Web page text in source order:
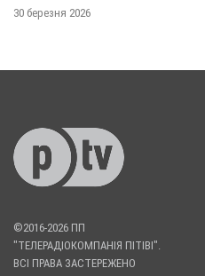
30 березня 2026
©2016-2026 ПП
"ТЕЛЕРАДІОКОМПАНІЯ ПІТІВІ".
ВСІ ПРАВА ЗАСТЕРЕЖЕНО